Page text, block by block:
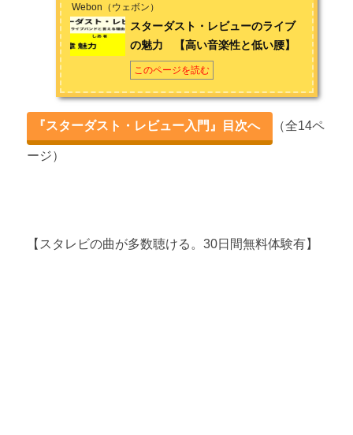
Webon（ウェボン）
スターダスト・レビューのライブ
の魅力 【高い音楽性と低い腰】
このページを読む
『スターダスト・レビュー入門』目次へ （全14ペ
ージ）
【スタレビの曲が多数聴ける。30日間無料体験有】